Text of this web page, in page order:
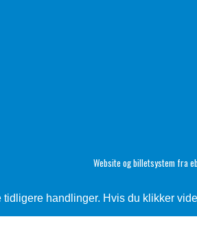
handlinger. Hvis du klikker
Website og billetsystem fra